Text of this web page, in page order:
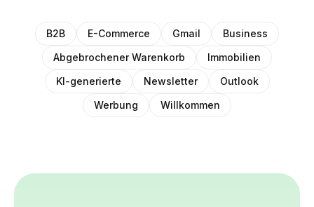
B2B E-Commerce Gmail
Business
Abgebrochener Warenkorb
Immobilien
KI-generierte
Newsletter
Outlook
Werbung
Willkommen